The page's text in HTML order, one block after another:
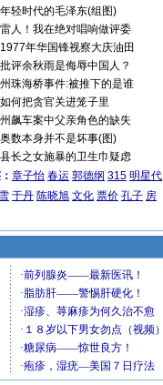
年轻时代的毛泽东(组图)
雷人！我在绝对唱响做评委
1977年华国锋视察大庆油田
批评余秋雨是侮辱中国人？
珠海桥事件:被推下的是谁
如何把贪官关进笼子里
飙车案中父亲角色的缺失
奥数本身并不是坏事(图)
长之女施暴的卫生巾疑虑
章子怡 春运 郭德纲 315 明星代
于丹 陈晓旭 文化 票价 孔子 房